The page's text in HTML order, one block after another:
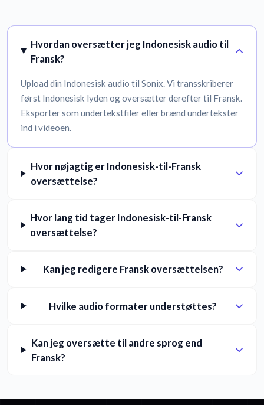
Hvordan oversætter jeg Indonesisk audio til
Fransk?
Upload din Indonesisk audio til Sonix. Vi transskriberer
først Indonesisk lyden og oversætter derefter til Fransk.
Eksporter som undertekstfiler eller brænd undertekster
ind i videoen.
Hvor nøjagtig er Indonesisk-til-Fransk
oversættelse?
Hvor lang tid tager Indonesisk-til-Fransk
oversættelse?
Kan jeg redigere Fransk oversættelsen?
Hvilke audio formater understøttes?
Kan jeg oversætte til andre sprog end
Fransk?